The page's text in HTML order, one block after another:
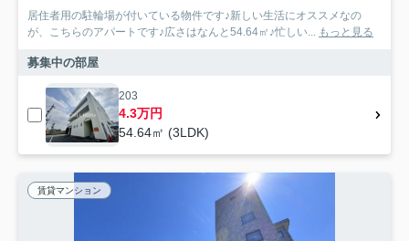
居住者用の駐輪場が付いている物件です♪新しい生活にオススメなの
が、こちらのアパートです♪広さはなんと54.64㎡♪忙しい... もっと見る
募集中の部屋
203
4.3万円
54.64㎡ (3LDK)
賃貸マンション